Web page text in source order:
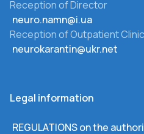
Reception of Director
neuro.namn@i.ua
Reception of Outpatient Clinic
neurokarantin@ukr.net
Legal information
REGULATIONS on the